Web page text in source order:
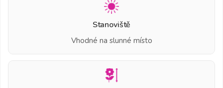
Stanoviště
Vhodné na slunné místo